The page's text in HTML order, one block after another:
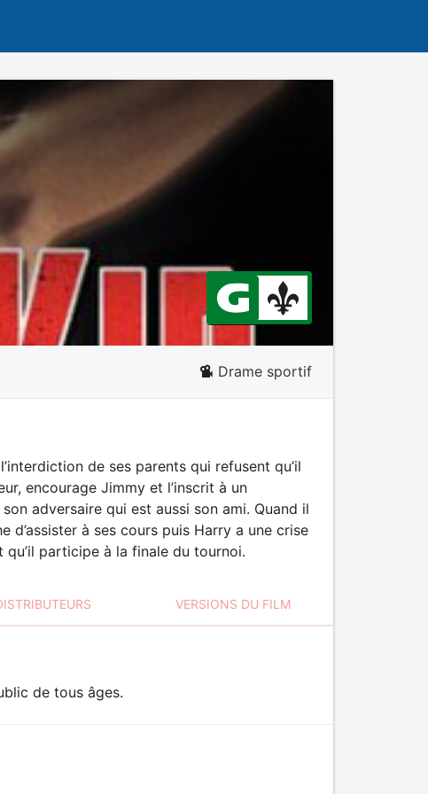
Drame sportif
de ses parents qui refusent qu’il
encourage Jimmy et l’inscrit à un
adversaire qui est aussi son ami. Quand il
d’assister à ses cours puis Harry a une crise
participe à la finale du tournoi.
VERSIONS DU FILM
de tous âges.